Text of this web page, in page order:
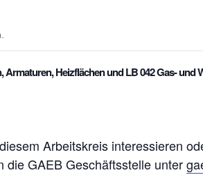
Heizflächen und LB 042 Gas- und
Arbeitskreis interessieren
die GAEB Geschäftsstelle unter